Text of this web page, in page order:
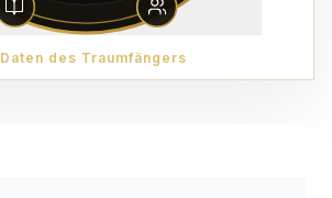
Daten des Traumfängers